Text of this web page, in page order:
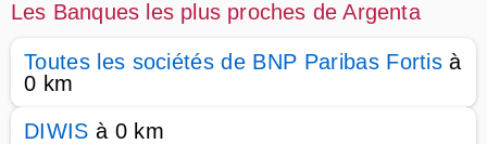
Les Banques les plus proches de Argenta
Toutes les sociétés de BNP Paribas Fortis à
0 km
DIWIS à 0 km